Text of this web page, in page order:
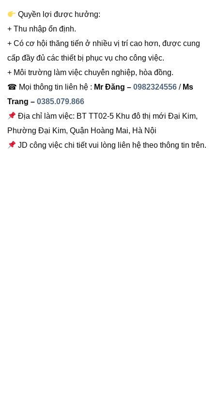
Quyền lợi được hưởng:
+ Thu nhập ổn định.
+ Có cơ hội thăng tiến ở nhiều vị trí cao hơn, được cung
cấp đầy đủ các thiết bị phục vụ cho công việc.
+ Môi trường làm việc chuyên nghiệp, hòa đồng.
☎ Mọi thông tin liên hệ : Mr Đăng – 0982324556 / Ms
Trang – 0385.079.866
Địa chỉ làm việc: BT TT02-5 Khu đô thị mới Đại Kim,
Phường Đại Kim, Quận Hoàng Mai, Hà Nội
JD công việc chi tiết vui lòng liên hệ theo thông tin trên.